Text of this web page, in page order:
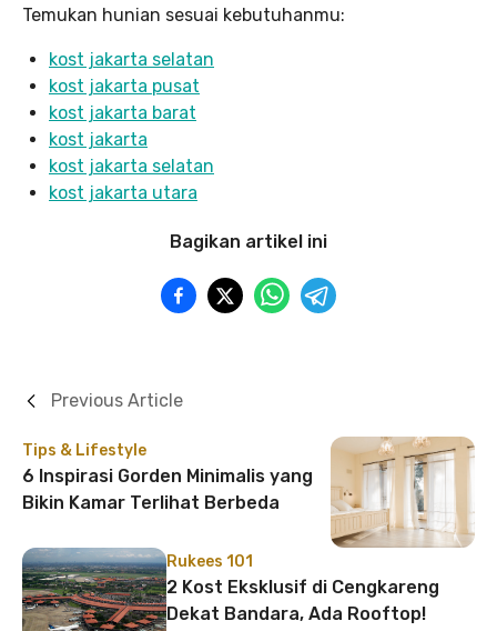
Temukan hunian sesuai kebutuhanmu:
kost jakarta selatan
kost jakarta pusat
kost jakarta barat
kost jakarta
kost jakarta selatan
kost jakarta utara
Bagikan artikel ini
Tips & Lifestyle
6 Inspirasi Gorden Minimalis yang
Bikin Kamar Terlihat Berbeda
Previous Article
Rukees 101
2 Kost Eksklusif di Cengkareng
Dekat Bandara, Ada Rooftop!